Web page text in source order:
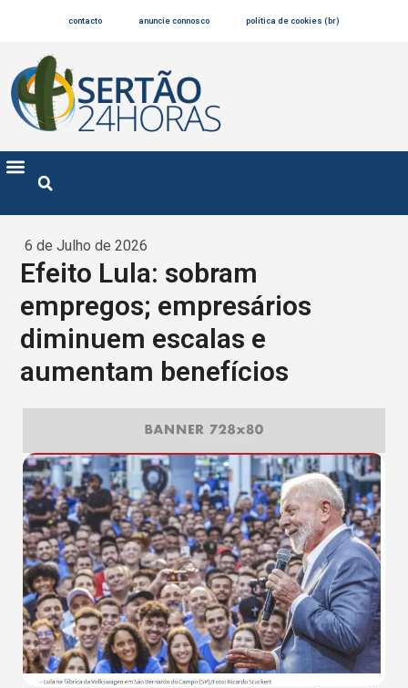
contacto anuncie connosco política de cookies (br)
6 de Julho de 2026
Efeito Lula: sobram
empregos; empresários
diminuem escalas e
aumentam benefícios